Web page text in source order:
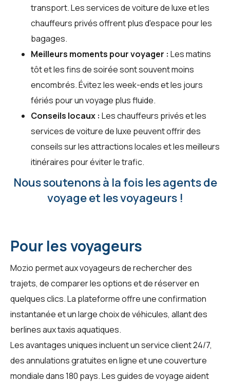
transport. Les services de voiture de luxe et les
chauffeurs privés offrent plus d'espace pour les
bagages.
Meilleurs moments pour voyager : Les matins
tôt et les fins de soirée sont souvent moins
encombrés. Évitez les week-ends et les jours
fériés pour un voyage plus fluide.
Conseils locaux : Les chauffeurs privés et les
services de voiture de luxe peuvent offrir des
conseils sur les attractions locales et les meilleurs
itinéraires pour éviter le trafic.
Nous soutenons à la fois les agents de
voyage et les voyageurs !
Pour les voyageurs
Mozio permet aux voyageurs de rechercher des
trajets, de comparer les options et de réserver en
quelques clics. La plateforme offre une confirmation
instantanée et un large choix de véhicules, allant des
berlines aux taxis aquatiques.
Les avantages uniques incluent un service client 24/7,
des annulations gratuites en ligne et une couverture
mondiale dans 180 pays. Les guides de voyage aident